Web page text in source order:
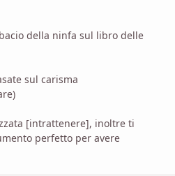
della ninfa sul libro delle
sul carisma
[intrattenere], inoltre ti
perfetto per avere